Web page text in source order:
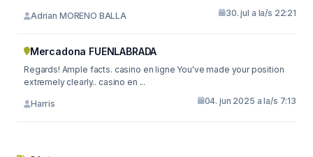
Adrian MORENO BALLA 30. jul a la/s 22:21
Mercadona FUENLABRADA
Regards! Ample facts. casino en ligne You've made your position
extremely clearly.. casino en ...
Harris 04. jun 2025 a la/s 7:13